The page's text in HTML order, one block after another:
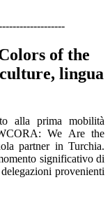
of the
lingua
alla prima mobilità
We Are the
partner in Turchia.
significativo di
provenienti